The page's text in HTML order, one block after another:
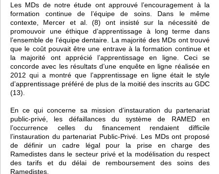
Les MDs de notre étude ont approuvé l’encouragement à la
formation continue de l’équipe de soins. Dans le même
contexte, Mercer et al. (8) ont insisté sur la nécessité de
promouvoir une éthique d’apprentissage à long terme dans
l’ensemble de l’équipe dentaire. La majorité des MDs ont trouvé
que le coût pouvait être une entrave à la formation continue et
la majorité ont apprécié l’apprentissage en ligne. Ceci se
concorde avec les résultats d’une enquête en ligne réalisée en
2012 qui a montré que l’apprentissage en ligne était le style
d’apprentissage préféré de plus de la moitié des inscrits au GDC
(13).
En ce qui concerne sa mission d’instauration du partenariat
public-privé, les défaillances du système de RAMED en
l’occurrence celles du financement rendaient difficile
l’instauration du partenariat Public-Privé. Les MDs ont proposé
de définir un cadre légal pour la prise en charge des
Ramedistes dans le secteur privé et la modélisation du respect
des tarifs et du délai de remboursement des soins des
Ramedistes.